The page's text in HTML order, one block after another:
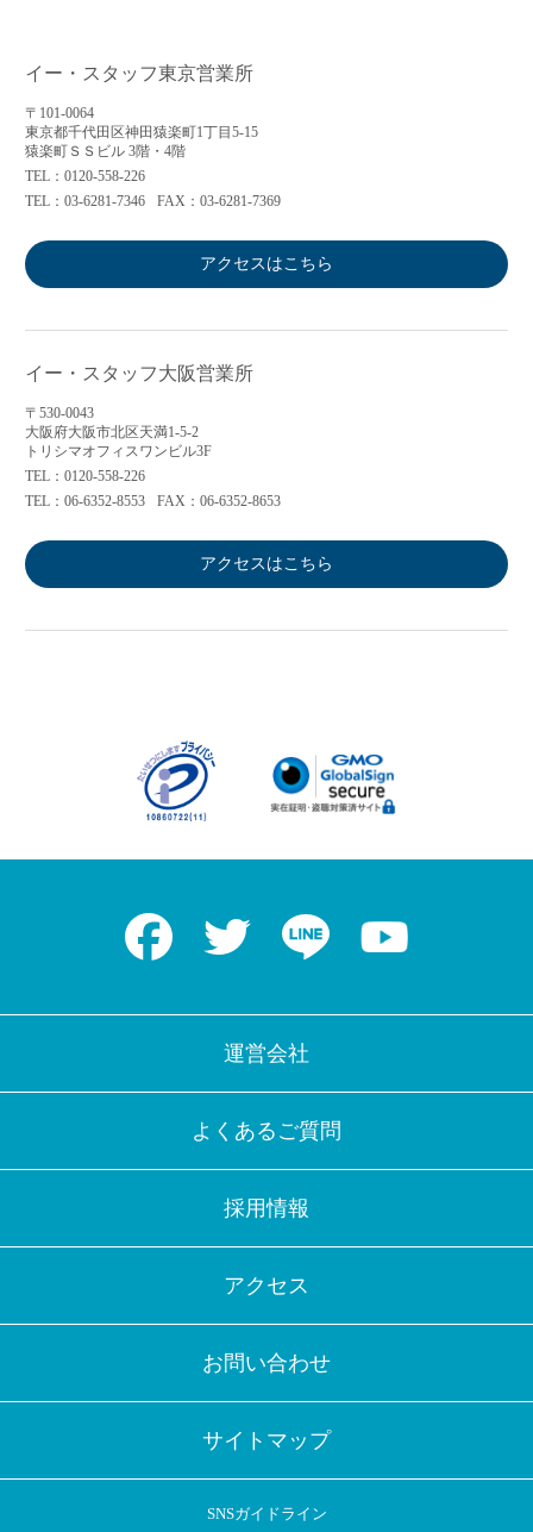
イー・スタッフ東京営業所
〒101-0064
東京都千代田区神田猿楽町1丁目5-15
猿楽町ＳＳビル 3階・4階
TEL：0120-558-226
TEL：03-6281-7346
FAX：03-6281-7369
アクセスはこちら
イー・スタッフ大阪営業所
〒530-0043
大阪府大阪市北区天満1-5-2
トリシマオフィスワンビル3F
TEL：0120-558-226
TEL：06-6352-8553
FAX：06-6352-8653
アクセスはこちら
Facebook Twitter LINE
運営会社
よくあるご質問
採用情報
アクセス
お問い合わせ
サイトマップ
SNSガイドライン